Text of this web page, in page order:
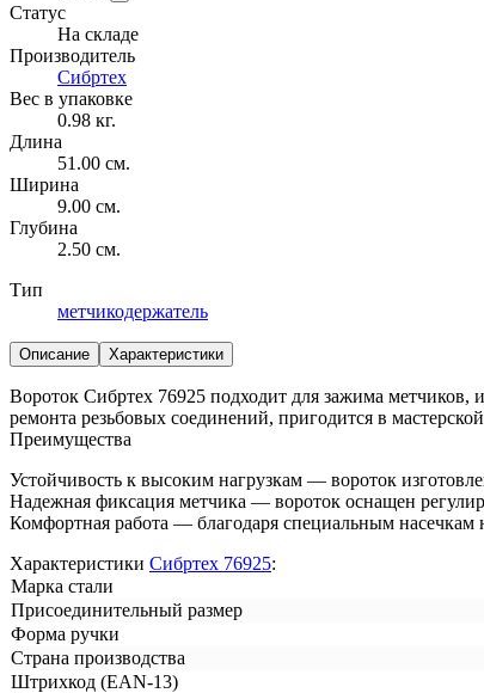
Статус
На складе
Производитель
Сибртех
Вес в упаковке
0.98 кг.
Длина
51.00 см.
Ширина
9.00 см.
Глубина
2.50 см.
Тип
метчикодержатель
Описание Характеристики
Вороток Сибртех 76925 подходит для зажима метчиков,
ремонта резьбовых соединений, пригодится в
Преимущества
Устойчивость к высоким нагрузкам — вороток
Надежная фиксация метчика — вороток оснащен
Комфортная работа — благодаря специальным насечкам
Характеристики Сибртех 76925:
Марка стали
Присоединительный размер
Форма ручки
Страна производства
Штрихкод (EAN-13)